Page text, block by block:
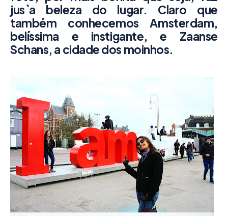
jus`a beleza do lugar. Claro que
também conhecemosAmsterdam,
belíssima e instigante, e Zaanse
Schans, a cidade dos moinhos.